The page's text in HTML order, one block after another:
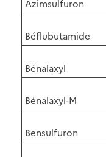
Azimsulfuron
Béflubutamide
Bénalaxyl
Bénalaxyl-M
Bensulfuron